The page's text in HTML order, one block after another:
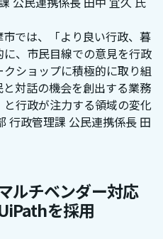
では、「より良い行政、暮
、市民目線での意見を行政
ショップに積極的に取り組
対話の機会を創出する業務
行政が注力する領域の変化
行政管理課 公民連携係長 田
ルチベンダー対応
を採用